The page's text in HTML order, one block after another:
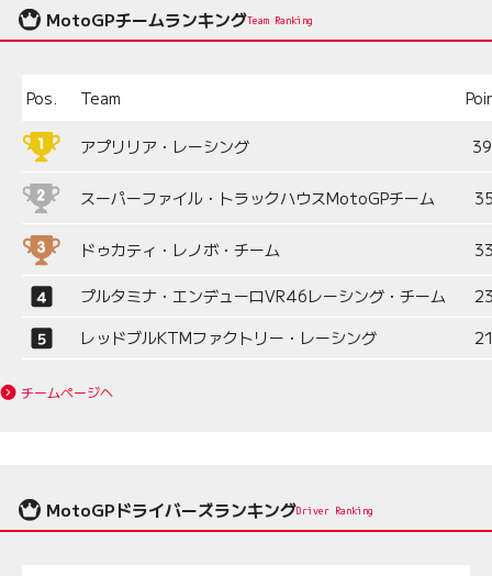
MotoGPチームランキングTeam Ranking
Pos. Team
アプリリア・レーシング
スーパーファイル・トラックハウスMotoGPチーム
ドゥカティ・レノボ・チーム
プルタミナ・エンデューロVR46レーシング・チーム
レッドブルKTMファクトリー・レーシング
チームページへ
MotoGPドライバーズランキングDriver Ranking